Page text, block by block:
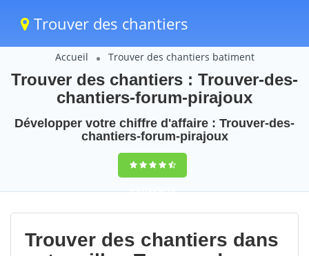
Trouver des chantiers
Accueil Trouver des chantiers batiment
Trouver des chantiers : Trouver-des-
chantiers-forum-pirajoux
Développer votre chiffre d'affaire : Trouver-des-
chantiers-forum-pirajoux
9,5(100%)75
votes
Trouver des chantiers dans